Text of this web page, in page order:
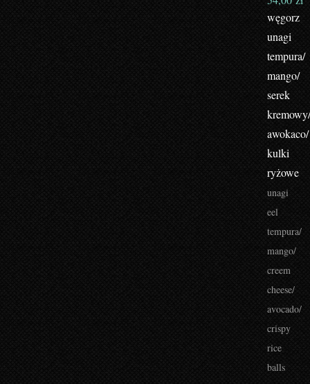
węgorz
unagi
tempura/
mango/
serek
kremowy/
awokaco/
kulki
ryżowe
unagi
eel
tempura/
mango/
creem
cheese/
avocado/
crispy
rice
balls